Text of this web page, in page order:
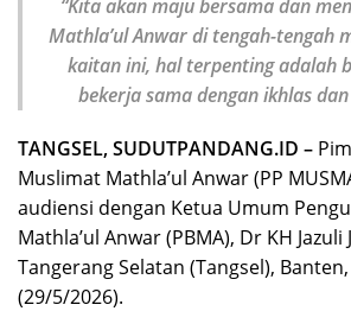
“Kita akan maju bersama dan
Mathla’ul Anwar di tengah-tengah
kaitan ini, hal terpenting adalah
bekerja sama dengan ikhlas
TANGSEL, SUDUTPANDANG.ID –
Muslimat Mathla’ul Anwar (PP
audiensi dengan Ketua Umum
Mathla’ul Anwar (PBMA), Dr KH Jazuli
Tangerang Selatan (Tangsel),
(29/5/2026).